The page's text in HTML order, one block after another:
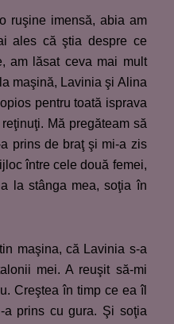
ruşine imensă, abia am
ales că ştia despre ce
am lăsat ceva mai mult
maşină, Lavinia şi Alina
pentru toată isprava
Mă pregăteam să
prins de braţ şi mi-a zis
între cele două femei,
la stânga mea, soţia în
maşina, că Lavinia s-a
mei. A reuşit să-mi
Creştea în timp ce ea îl
a prins cu gura. Şi soţia